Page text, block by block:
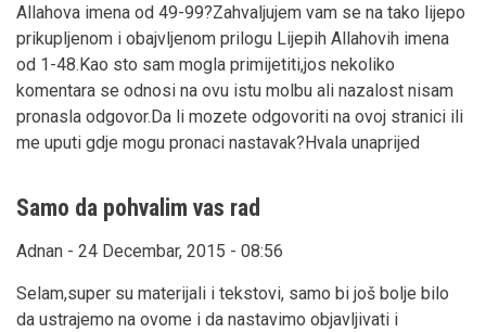
Allahova imena od 49-99?Zahvaljujem vam se na tako lijepo
prikupljenom i obajvljenom prilogu Lijepih Allahovih imena
od 1-48.Kao sto sam mogla primijetiti,jos nekoliko
komentara se odnosi na ovu istu molbu ali nazalost nisam
pronasla odgovor.Da li mozete odgovoriti na ovoj stranici ili
me uputi gdje mogu pronaci nastavak?Hvala unaprijed
Samo da pohvalim vas rad
Adnan - 24 Decembar, 2015 - 08:56
Selam,super su materijali i tekstovi, samo bi još bolje bilo
da ustrajemo na ovome i da nastavimo objavljivati i